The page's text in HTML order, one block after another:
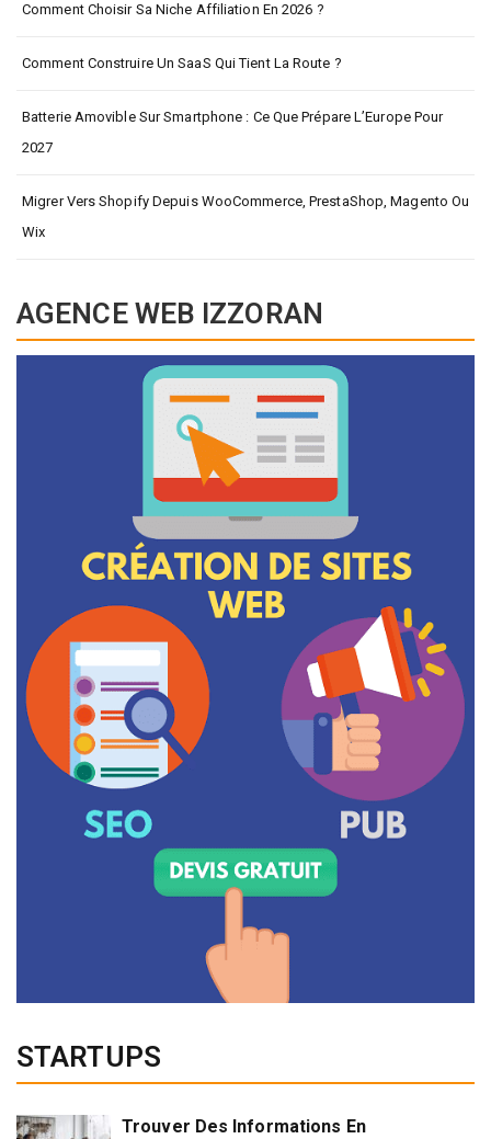
Comment Choisir Sa Niche Affiliation En 2026 ?
Comment Construire Un SaaS Qui Tient La Route ?
Batterie Amovible Sur Smartphone : Ce Que Prépare L’Europe Pour
2027
Migrer Vers Shopify Depuis WooCommerce, PrestaShop, Magento Ou
Wix
AGENCE WEB IZZORAN
STARTUPS
Trouver Des Informations En